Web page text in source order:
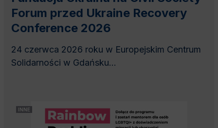
Forum przed Ukraine Recovery
Conference 2026
24 czerwca 2026 roku w Europejskim Centrum
Solidarności w Gdańsku...
INNE